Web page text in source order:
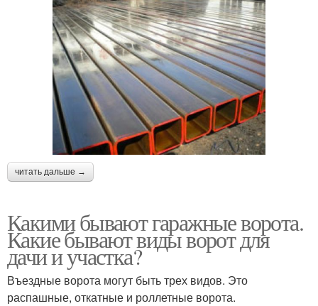
читать дальше →
Какими бывают гаражные ворота.
Какие бывают виды ворот для
дачи и участка?
Въездные ворота могут быть трех видов. Это
распашные, откатные и роллетные ворота.